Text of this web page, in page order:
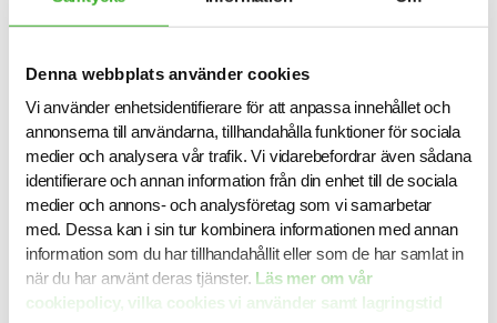
Denna webbplats använder cookies
Vi använder enhetsidentifierare för att anpassa innehållet och
annonserna till användarna, tillhandahålla funktioner för sociala
medier och analysera vår trafik. Vi vidarebefordrar även sådana
identifierare och annan information från din enhet till de sociala
medier och annons- och analysföretag som vi samarbetar
med. Dessa kan i sin tur kombinera informationen med annan
information som du har tillhandahållit eller som de har samlat in
när du har använt deras tjänster. Läs mer om vår
cookiepolicy, vilka cookies vi använder samt lagringstid
Vem passar som AP/AR-specialist?
Den som trivs i rollen som AP/AR-specialist har ett öga för
detaljer och en vilja att förstå helheten. Vanligtvis har man
en bakgrund som ekonomiassistent, redovisningsassistent
eller liknande, och har med tiden byggt upp erfarenhet av
både kund- och leverantörsreskontra. Det är vanligt att
man tidigare arbetat i ekonomicenter eller Shared Service-
miljöer, där kraven på struktur och processförståelse är